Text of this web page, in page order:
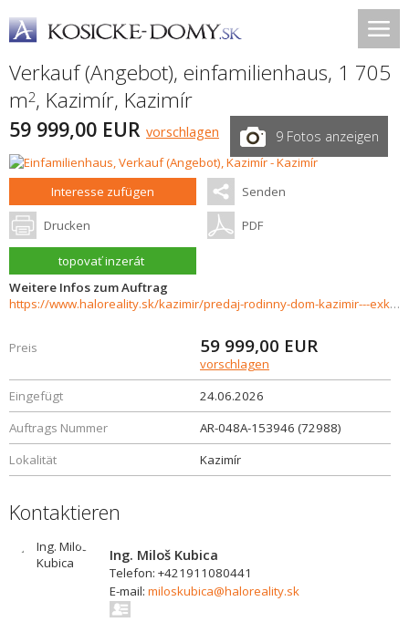
Verkauf (Angebot), einfamilienhaus, 1 705
m2, Kazimír, Kazimír
59 999,00 EUR vorschlagen 9 Fotos anzeigen
Interesse zufügen Senden
Drucken PDF
topovať inzerát
Weitere Infos zum Auftrag
https://www.haloreality.sk/kazimir/predaj-rodinny-dom-kazimir---exkluzivne-halo-reality/72988
Preis 59 999,00 EUR
vorschlagen
Eingefügt
24.06.2026
Auftrags Nummer
AR-048A-153946 (72988)
Lokalität
Kazimír
Kontaktieren
Ing. Miloš Kubica
Telefon: +421911080441
E-mail: miloskubica@haloreality.sk